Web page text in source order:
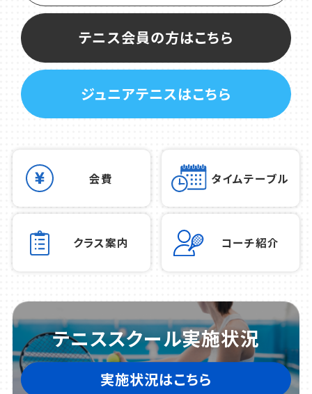
テニス会員の方はこちら
ジュニアテニスはこちら
会費 タイムテーブル
クラス案内 コーチ紹介
テニススクール実施状況
実施状況はこちら